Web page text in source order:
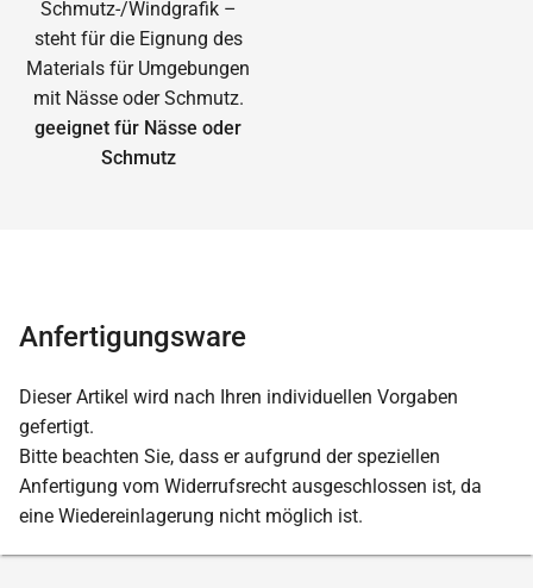
geeignet für Nässe oder
Schmutz
Anfertigungsware
Dieser Artikel wird nach Ihren individuellen Vorgaben
gefertigt.
Bitte beachten Sie, dass er aufgrund der speziellen
Anfertigung vom Widerrufsrecht ausgeschlossen ist, da
eine Wiedereinlagerung nicht möglich ist.